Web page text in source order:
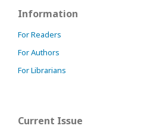
Information
For Readers
For Authors
For Librarians
Current Issue